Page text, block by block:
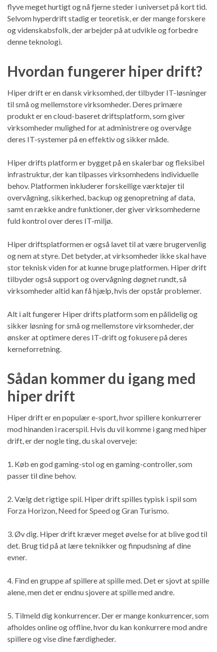
flyve meget hurtigt og nå fjerne steder i universet på kort tid.
Selvom hyperdrift stadig er teoretisk, er der mange forskere
og videnskabsfolk, der arbejder på at udvikle og forbedre
denne teknologi.
Hvordan fungerer hiper drift?
Hiper drift er en dansk virksomhed, der tilbyder IT-løsninger
til små og mellemstore virksomheder. Deres primære
produkt er en cloud-baseret driftsplatform, som giver
virksomheder mulighed for at administrere og overvåge
deres IT-systemer på en effektiv og sikker måde.
Hiper drifts platform er bygget på en skalerbar og fleksibel
infrastruktur, der kan tilpasses virksomhedens individuelle
behov. Platformen inkluderer forskellige værktøjer til
overvågning, sikkerhed, backup og genopretning af data,
samt en række andre funktioner, der giver virksomhederne
fuld kontrol over deres IT-miljø.
Hiper driftsplatformen er også lavet til at være brugervenlig
og nem at styre. Det betyder, at virksomheder ikke skal have
stor teknisk viden for at kunne bruge platformen. Hiper drift
tilbyder også support og overvågning døgnet rundt, så
virksomheder altid kan få hjælp, hvis der opstår problemer.
Alt i alt fungerer Hiper drifts platform som en pålidelig og
sikker løsning for små og mellemstore virksomheder, der
ønsker at optimere deres IT-drift og fokusere på deres
kerneforretning.
Sådan kommer du igang med
hiper drift
Hiper drift er en populær e-sport, hvor spillere konkurrerer
mod hinanden i racerspil. Hvis du vil komme i gang med hiper
drift, er der nogle ting, du skal overveje:
1. Køb en god gaming-stol og en gaming-controller, som
passer til dine behov.
2. Vælg det rigtige spil. Hiper drift spilles typisk i spil som
Forza Horizon, Need for Speed og Gran Turismo.
3. Øv dig. Hiper drift kræver meget øvelse for at blive god til
det. Brug tid på at lære teknikker og finpudsning af dine
evner.
4. Find en gruppe af spillere at spille med. Det er sjovt at spille
alene, men det er endnu sjovere at spille med andre.
5. Tilmeld dig konkurrencer. Der er mange konkurrencer, som
afholdes online og offline, hvor du kan konkurrere mod andre
spillere og vise dine færdigheder.